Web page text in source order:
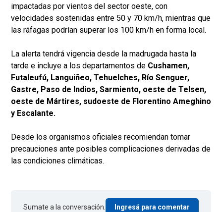
impactadas por vientos del sector oeste, con
velocidades sostenidas entre 50 y 70 km/h, mientras que
las ráfagas podrían superar los 100 km/h en forma local.
La alerta tendrá vigencia desde la madrugada hasta la
tarde e incluye a los departamentos de Cushamen,
Futaleufú, Languiñeo, Tehuelches, Río Senguer,
Gastre, Paso de Indios, Sarmiento, oeste de Telsen,
oeste de Mártires, sudoeste de Florentino Ameghino
y Escalante.
Desde los organismos oficiales recomiendan tomar
precauciones ante posibles complicaciones derivadas de
las condiciones climáticas.
Sumate a la conversación. Ingresá para comentar